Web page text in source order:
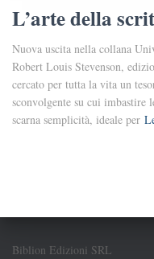
L’arte della
Nuova uscita nella collana
Robert Louis Stevenson,
cercato per tutta la vita un
sconvolgente su cui imbastire
scarna semplicità, ideale per
Biblion Edizioni SRL